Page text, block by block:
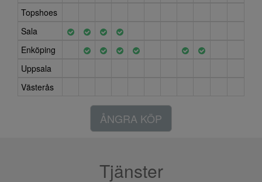
Topshoes
Sala
Enköping
Uppsala
Västerås
ÅNGRA KÖP
Tjänster